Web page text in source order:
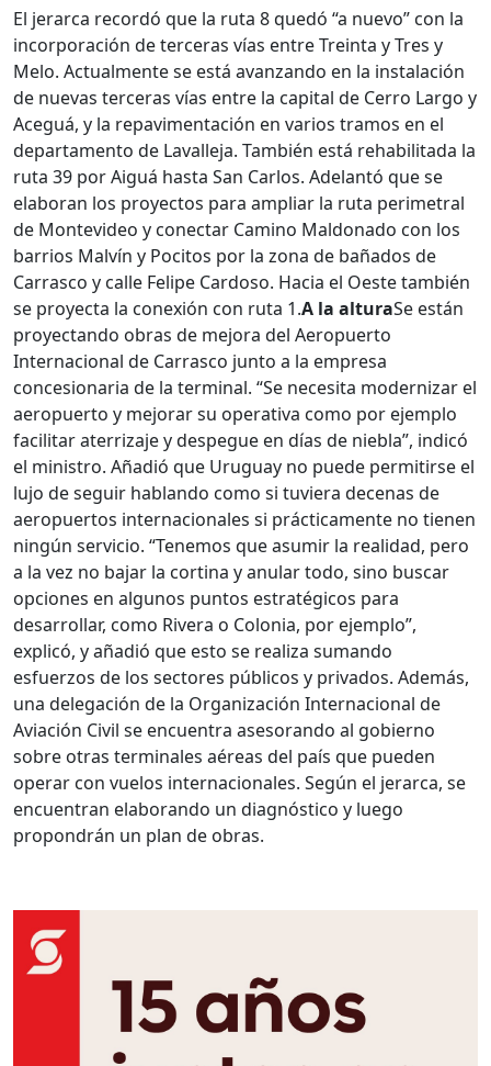
El jerarca recordó que la ruta 8 quedó “a nuevo” con la
incorporación de terceras vías entre Treinta y Tres y
Melo. Actualmente se está avanzando en la instalación
de nuevas terceras vías entre la capital de Cerro Largo y
Aceguá, y la repavimentación en varios tramos en el
departamento de Lavalleja. También está rehabilitada la
ruta 39 por Aiguá hasta San Carlos. Adelantó que se
elaboran los proyectos para ampliar la ruta perimetral
de Montevideo y conectar Camino Maldonado con los
barrios Malvín y Pocitos por la zona de bañados de
Carrasco y calle Felipe Cardoso. Hacia el Oeste también
se proyecta la conexión con ruta 1.A la alturaSe están
proyectando obras de mejora del Aeropuerto
Internacional de Carrasco junto a la empresa
concesionaria de la terminal. “Se necesita modernizar el
aeropuerto y mejorar su operativa como por ejemplo
facilitar aterrizaje y despegue en días de niebla”, indicó
el ministro. Añadió que Uruguay no puede permitirse el
lujo de seguir hablando como si tuviera decenas de
aeropuertos internacionales si prácticamente no tienen
ningún servicio. “Tenemos que asumir la realidad, pero
a la vez no bajar la cortina y anular todo, sino buscar
opciones en algunos puntos estratégicos para
desarrollar, como Rivera o Colonia, por ejemplo”,
explicó, y añadió que esto se realiza sumando
esfuerzos de los sectores públicos y privados. Además,
una delegación de la Organización Internacional de
Aviación Civil se encuentra asesorando al gobierno
sobre otras terminales aéreas del país que pueden
operar con vuelos internacionales. Según el jerarca, se
encuentran elaborando un diagnóstico y luego
propondrán un plan de obras.